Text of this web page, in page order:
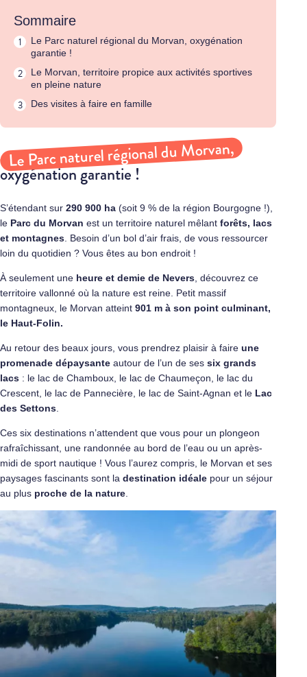
Sommaire
Le Parc naturel régional du Morvan, oxygénation
garantie !
Le Morvan, territoire propice aux activités sportives
en pleine nature
Des visites à faire en famille
Le Parc naturel régional du Morvan,
oxygénation garantie !
S’étendant sur 290 900 ha (soit 9 % de la région Bourgogne !),
le Parc du Morvan est un territoire naturel mêlant forêts, lacs
et montagnes. Besoin d’un bol d’air frais, de vous ressourcer
loin du quotidien ? Vous êtes au bon endroit !
À seulement une heure et demie de Nevers, découvrez ce
territoire vallonné où la nature est reine. Petit massif
montagneux, le Morvan atteint 901 m à son point culminant,
le Haut-Folin.
Au retour des beaux jours, vous prendrez plaisir à faire une
promenade dépaysante autour de l’un de ses six grands
lacs : le lac de Chamboux, le lac de Chaumeçon, le lac du
Crescent, le lac de Pannecière, le lac de Saint-Agnan et le Lac
des Settons.
Ces six destinations n’attendent que vous pour un plongeon
rafraîchissant, une randonnée au bord de l’eau ou un après-
midi de sport nautique ! Vous l’aurez compris, le Morvan et ses
paysages fascinants sont la destination idéale pour un séjour
au plus proche de la nature.